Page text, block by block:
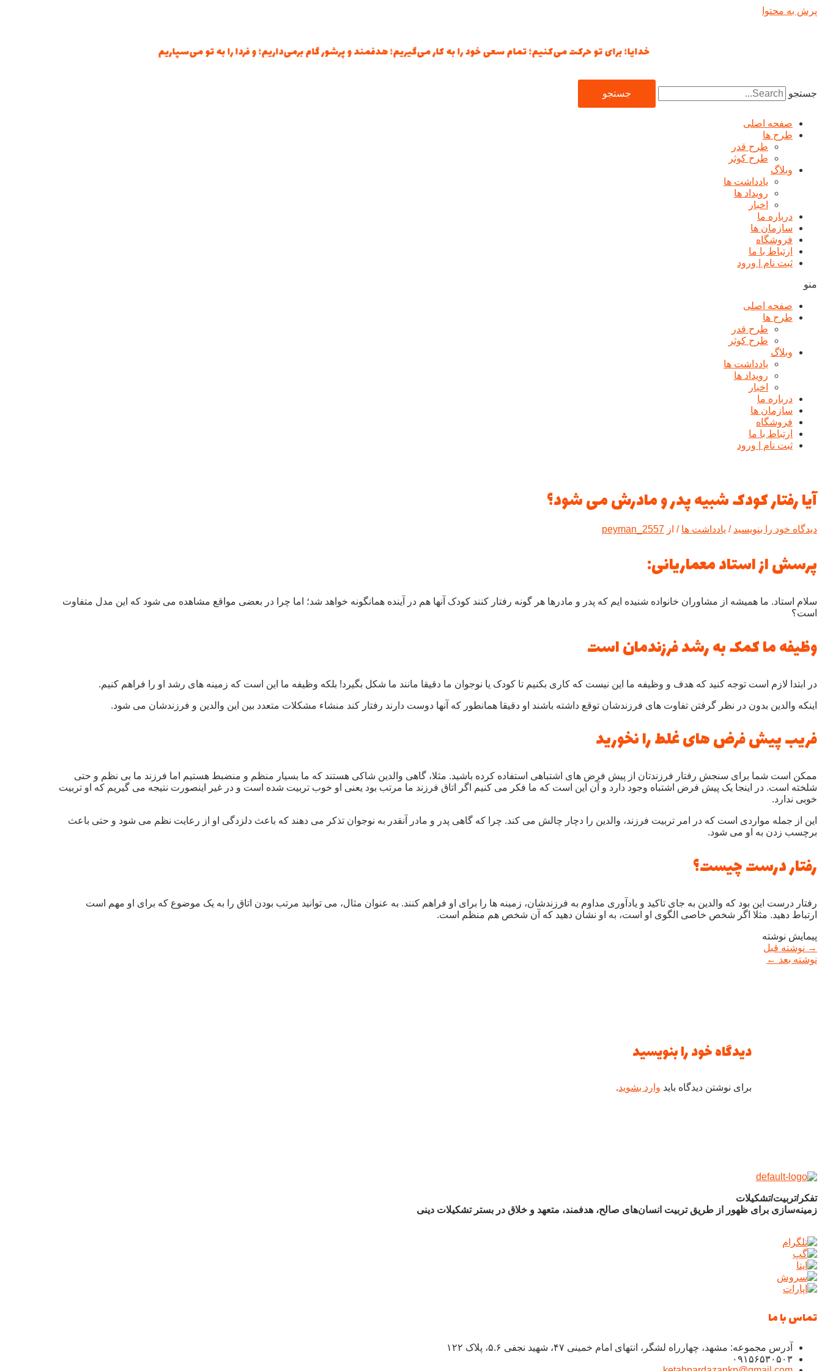
پرش به محتوا
خدایا؛ برای تو حرکت می‌کنیم؛ تمام سعی خود را به کار می‌گیریم؛ هدفمند و پرشور گام برمی‌داریم؛ و فردا را به تو می‌سپاریم
جستجو جستجو
صفحه اصلی
طرح ها
طرح قدر
طرح کوثر
وبلاگ
یادداشت ها
رويداد ها
اخبار
درباره ما
سازمان ها
فروشگاه
ارتباط با ما
ثبت نام | ورود
منو
صفحه اصلی
طرح ها
طرح قدر
طرح کوثر
وبلاگ
یادداشت ها
رويداد ها
اخبار
درباره ما
سازمان ها
فروشگاه
ارتباط با ما
ثبت نام | ورود
آیا رفتار کودک شبیه پدر و مادرش می شود؟
دیدگاه‌ خود را بنویسید / یادداشت ها / از peyman_2557
پرسش از استاد معماریانی:
سلام استاد. ما همیشه از مشاوران خانواده شنیده ایم که پدر و مادرها هر گونه رفتار کنند کودک آنها هم در آینده همانگونه خواهد شد؛ اما چرا در بعضی مواقع مشاهده می شود که این مدل متفاوت
است؟
وظیفه ما کمک به رشد فرزندمان است
در ابتدا لازم است توجه کنید که هدف و وظیفه ما این نیست که کاری بکنیم تا کودک یا نوجوان ما دقیقا مانند ما شکل بگیرد! بلکه وظیفه ما این است که زمینه های رشد او را فراهم کنیم.
اینکه والدین بدون در نظر گرفتن تفاوت های فرزندشان توقع داشته باشند او دقیقا همانطور که آنها دوست دارند رفتار کند منشاء مشکلات متعدد بین این والدین و فرزندشان می شود.
فریب پیش فرض های غلط را نخورید
ممکن است شما برای سنجش رفتار فرزندتان از پیش فرض های اشتباهی استفاده کرده باشید. مثلا، گاهی والدین شاکی هستند که ما بسیار منظم و منضبط هستیم اما فرزند ما بی نظم و حتی
شلخته است. در اینجا یک پیش فرض اشتباه وجود دارد و آن این است که ما فکر می کنیم اگر اتاق فرزند ما مرتب بود یعنی او خوب تربیت شده است و در غیر اینصورت نتیجه می گیریم که او تربیت
خوبی ندارد.
این از جمله مواردی است که در امر تربیت فرزند، والدین را دچار چالش می کند. چرا که گاهی پدر و مادر آنقدر به نوجوان تذکر می دهند که باعث دلزدگی او از رعایت نظم می شود و حتی باعث
برچسب زدن به او می شود.
رفتار درست چیست؟
رفتار درست این بود که والدین به جای تاکید و یادآوری مداوم به فرزندشان، زمینه ها را برای او فراهم کنند. به عنوان مثال، می توانید مرتب بودن اتاق را به یک موضوع که برای او مهم است
ارتباط دهید. مثلا اگر شخص خاصی الگوی او است، به او نشان دهید که آن شخص هم منظم است.
پیمایش نوشته
→ نوشته قبل
نوشته بعد ←
دیدگاه‌ خود را بنویسید
برای نوشتن دیدگاه باید وارد بشوید.
تفکر/تربیت/تشکیلات
زمینه‌سازی برای ظهور از طریق تربیت انسان‌های صالح، هدفمند، متعهد و خلاق در بستر تشکیلات دینی
تماس با ما
آدرس مجموعه: مشهد، چهارراه لشگر، انتهای امام خمینی ۴۷، شهید نجفی ۵.۶، پلاک ۱۲۲
۰۹۱۵۶۵۳۰۵۰۳